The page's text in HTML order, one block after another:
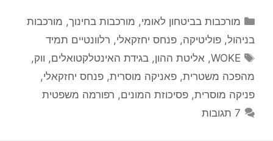
קטגוריות
מורכבות בביטחון לאומי, מורכבות בחינוך, מורכבות
בניהול, פוליטיקה, פנחס יחזקאלי, רלוונטיים תמיד
תגיות
WOKE
, אליטת ההון,בגידת האינטלקטואלים, ווק,
מהפכה משטרית, פאניקה מוסרית, פנחס יחזקאלי,
פניקה מוסרית, פסיכוזת המונים, רפורמה משפטית
7 תגובות